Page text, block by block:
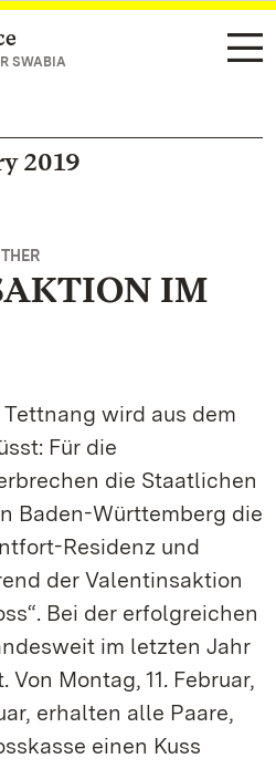
SWABIA
2019
IM
wird aus dem
Für die
die Staatlichen
Baden-Württemberg die
Residenz und
der Valentinsaktion
Bei der erfolgreichen
im letzten Jahr
Montag, 11. Februar,
erhalten alle Paare,
einen Kuss